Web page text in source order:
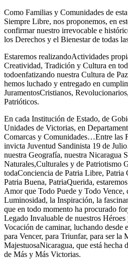
Como Familias y Comunidades de
Siempre Libre, nos proponemos, en
confirmar nuestro irrevocable e
los Derechos y el Bienestar de todas
Estaremos realizandoActividades
Creatividad, Tradición y Cultura en
todoenfatizando nuestra Cultura de
hemos luchado y entregado en
JuramentosCristianos,
Patrióticos.
En cada Institución de Estado, de
Unidades de Victorias, en
Comarcas y Comunidades…Entre las
invicta Juventud Sandinista 19 de
nuestra Geografía, nuestra Nicaragua
Naturales,Culturales y de Patriotismo
todaConciencia de Patria Libre, Patria
Patria Buena, PatriaQuerida,
Amor que Todo Puede y Todo Vence,
Luminosidad, la Inspiración, la
que en todo momento ha procurado
Legado Invaluable de nuestros
Vocación de caminar, luchando desde
para Vencer, para Triunfar, para ser la
MajestuosaNicaragua, que está hecha
de Más y Más Victorias.